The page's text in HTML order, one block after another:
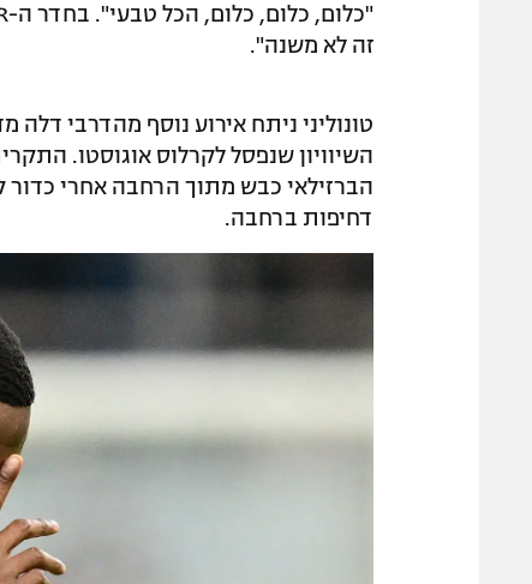
זה לא משנה".
טונוליני ניתח אירוע נוסף מהדרבי
השיוויון שנפסל לקרלוס אוגוסטו.
הברזילאי כבש מתוך הרחבה אחרי
דחיפות ברחבה.